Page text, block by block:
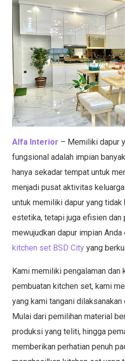
Alfa Interior – Memiliki dapur
fungsional adalah impian
hanya sekadar tempat untuk
menjadi pusat aktivitas
untuk memiliki dapur yang tidak
estetika, tetapi juga efisien dan
mewujudkan dapur impian
kitchen set BSD City yang
Kami memiliki pengalaman dan
pembuatan kitchen set, kami
yang kami tangani
Mulai dari pemilihan material
produksi yang teliti, hingga
memberikan perhatian penuh